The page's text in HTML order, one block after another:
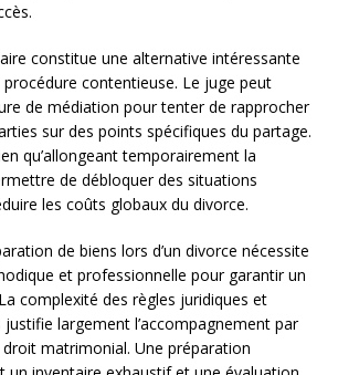
constitue une alternative intéressante
contentieuse. Le juge peut
de médiation pour tenter de rapprocher
sur des points spécifiques du partage.
qu’allongeant temporairement la
de débloquer des situations
les coûts globaux du divorce.
de biens lors d’un divorce nécessite
et professionnelle pour garantir un
complexité des règles juridiques et
justifie largement l’accompagnement par
matrimonial. Une préparation